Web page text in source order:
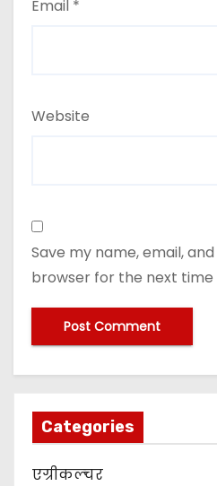
Email *
Website
Save my name, email,
browser for the next
Categories
एग्रीकल्चर